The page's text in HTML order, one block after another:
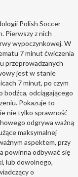
Polish Soccer
Pierwszy z nich
wypoczynkowej. W
7 minut ćwiczenia
przeprowadzanych
jest w stanie
7 minut, po czym
odciągającego
Pokazuje to
nie tylko sprawność
odgrywa ważną
maksymalnej
aspektem, przy
powinna odbywać się
lub dowolnego,
o